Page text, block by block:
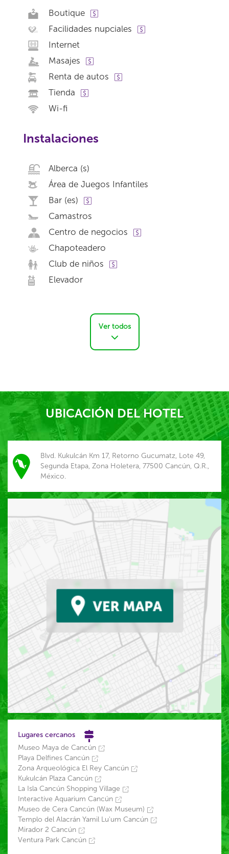
Boutique
Facilidades nupciales
Internet
Masajes
Renta de autos
Tienda
Wi-fi
Instalaciones
Alberca (s)
Área de Juegos Infantiles
Bar (es)
Camastros
Centro de negocios
Chapoteadero
Club de niños
Elevador
Ver todos
UBICACIÓN DEL HOTEL
Blvd. Kukulcán Km 17, Retorno Gucumatz, Lote 49,
Segunda Etapa, Zona Holetera, 77500 Cancún, Q.R.,
México.
Lugares cercanos
Museo Maya de Cancún
Playa Delfines Cancún
Zona Arqueológica El Rey Cancún
Kukulcán Plaza Cancún
La Isla Cancún Shopping Village
Interactive Aquarium Cancún
Museo de Cera Cancún (Wax Museum)
Templo del Alacrán Yamil Lu'um Cancún
Mirador 2 Cancún
Ventura Park Cancún